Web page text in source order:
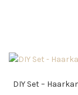
DIY Set –